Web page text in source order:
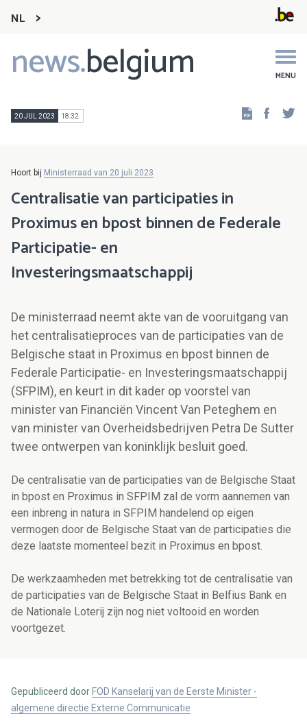
NL
news.belgium MENU
Main
navigation
20 JUL 2023 18:32
Hoort bij Ministerraad van 20 juli 2023
Centralisatie van participaties in
Proximus en bpost binnen de Federale
Participatie- en
Investeringsmaatschappij
De ministerraad neemt akte van de vooruitgang van
het centralisatieproces van de participaties van de
Belgische staat in Proximus en bpost binnen de
Federale Participatie- en Investeringsmaatschappij
(SFPIM), en keurt in dit kader op voorstel van
minister van Financiën Vincent Van Peteghem en
van minister van Overheidsbedrijven Petra De Sutter
twee ontwerpen van koninklijk besluit goed.
De centralisatie van de participaties van de Belgische Staat
in bpost en Proximus in SFPIM zal de vorm aannemen van
een inbreng in natura in SFPIM handelend op eigen
vermogen door de Belgische Staat van de participaties die
deze laatste momenteel bezit in Proximus en bpost.
De werkzaamheden met betrekking tot de centralisatie van
de participaties van de Belgische Staat in Belfius Bank en
de Nationale Loterij zijn nog niet voltooid en worden
voortgezet.
Gepubliceerd door FOD Kanselarij van de Eerste Minister -
algemene directie Externe Communicatie